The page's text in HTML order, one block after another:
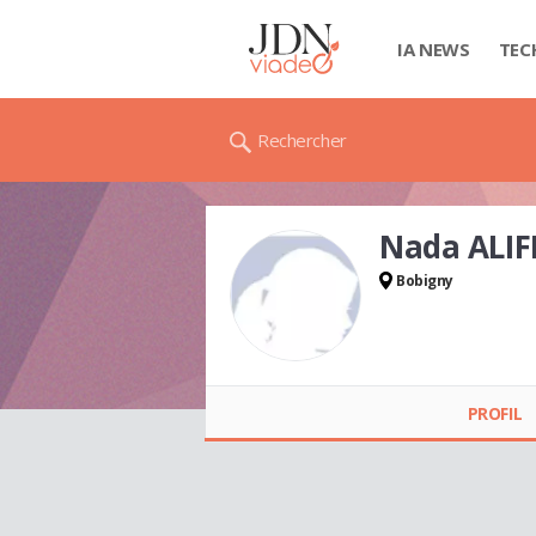
IA NEWS
Rechercher
Nada
Bobigny
PROFIL